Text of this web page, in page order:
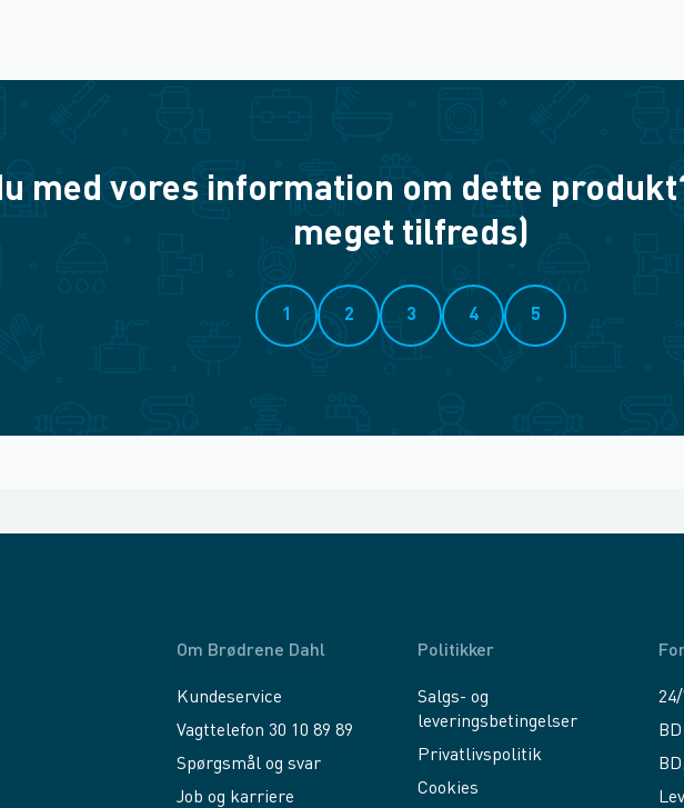
med vores information om dette
meget tilfreds)
1 2 3 4 5
Om Brødrene Dahl
Kundeservice
Vagttelefon 30 10 89 89
Spørgsmål og svar
Job og karriere
Politikker
Salgs- og
leveringsbetingelser
Privatlivspolitik
Cookies